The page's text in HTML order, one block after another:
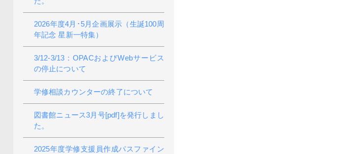
2026年度4月･5月企画展示（生誕100周
年記念 星新一特集）
3/12-3/13：OPACおよびWebサービス
の停止について
学修相談カウンターの終了について
図書館ニュース3月号[pdf]を発行しまし
た。
2025年度学修支援員作成パスファイン